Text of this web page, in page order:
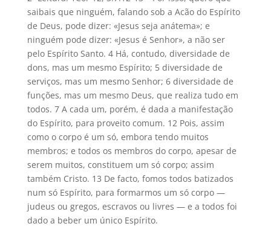
saibais que ninguém, falando sob a Acão do Espírito
de Deus, pode dizer: «Jesus seja anátema»; e
ninguém pode dizer: «Jesus é Senhor», a não ser
pelo Espírito Santo. 4 Há, contudo, diversidade de
dons, mas um mesmo Espírito; 5 diversidade de
serviços, mas um mesmo Senhor; 6 diversidade de
funções, mas um mesmo Deus, que realiza tudo em
todos. 7 A cada um, porém, é dada a manifestação
do Espírito, para proveito comum. 12 Pois, assim
como o corpo é um só, embora tendo muitos
membros; e todos os membros do corpo, apesar de
serem muitos, constituem um só corpo; assim
também Cristo. 13 De facto, fomos todos batizados
num só Espírito, para formarmos um só corpo —
judeus ou gregos, escravos ou livres — e a todos foi
dado a beber um único Espírito.